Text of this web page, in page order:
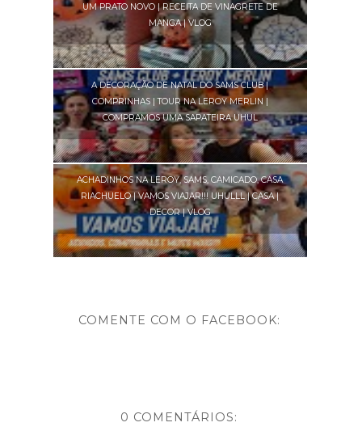
UM PRATO NOVO | RECEITA DE VINAGRETE DE
MANGA | VLOG
A DECORAÇÃO DE NATAL DO SAMS CLUB |
COMPRINHAS | TOUR NA LEROY MERLIN |
COMPRAMOS UMA SAPATEIRA UHUL
ACHADINHOS NA LEROY, SAMS, CAMICADO, CASA
RIACHUELO | VAMOS VIAJAR!!! UHULLL | CASA |
DECOR | VLOG
COMENTE COM O FACEBOOK:
0 COMENTÁRIOS: